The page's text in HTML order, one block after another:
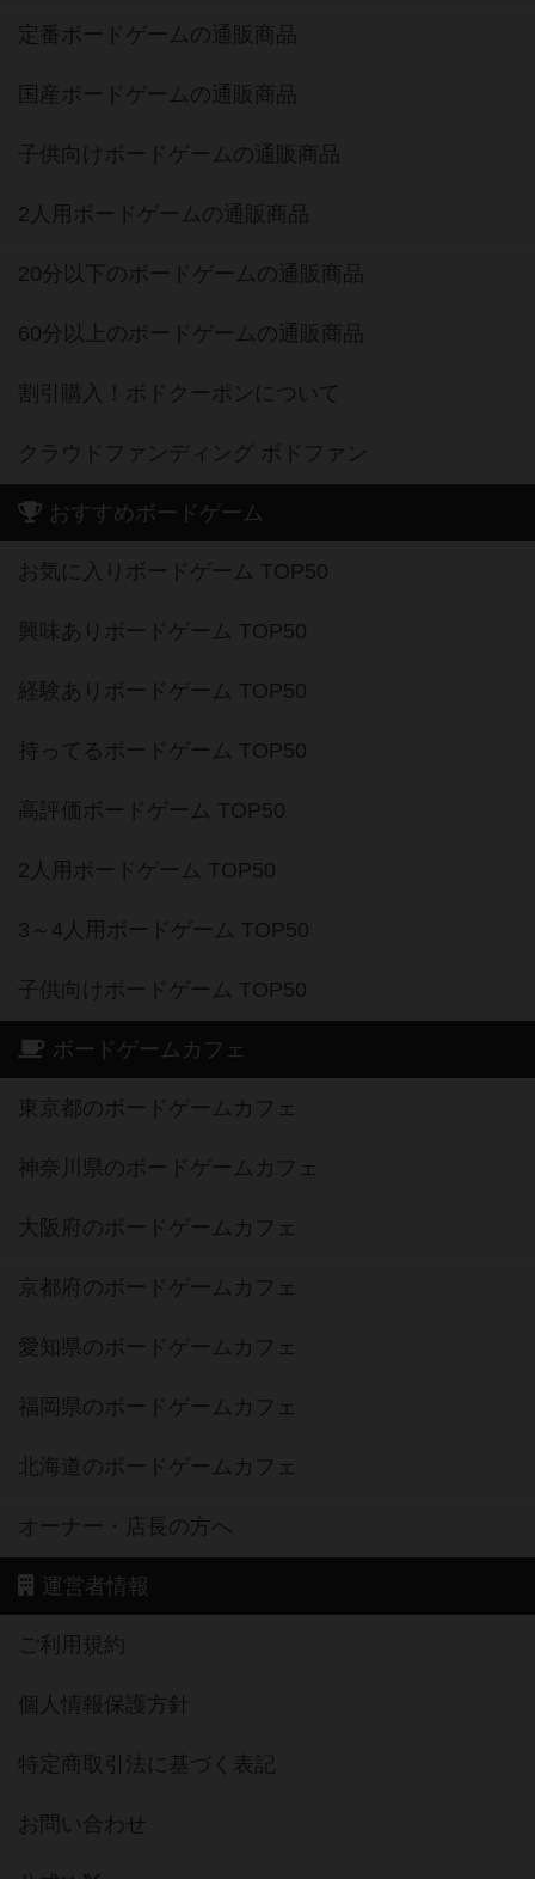
定番ボードゲームの通販商品
国産ボードゲームの通販商品
子供向けボードゲームの通販商品
2人用ボードゲームの通販商品
20分以下のボードゲームの通販商品
60分以上のボードゲームの通販商品
割引購入！ボドクーポンについて
クラウドファンディング ボドファン
おすすめボードゲーム
お気に入りボードゲーム TOP50
興味ありボードゲーム TOP50
経験ありボードゲーム TOP50
持ってるボードゲーム TOP50
高評価ボードゲーム TOP50
2人用ボードゲーム TOP50
3～4人用ボードゲーム TOP50
子供向けボードゲーム TOP50
ボードゲームカフェ
東京都のボードゲームカフェ
神奈川県のボードゲームカフェ
大阪府のボードゲームカフェ
京都府のボードゲームカフェ
愛知県のボードゲームカフェ
福岡県のボードゲームカフェ
北海道のボードゲームカフェ
オーナー・店長の方へ
運営者情報
ご利用規約
個人情報保護方針
特定商取引法に基づく表記
お問い合わせ